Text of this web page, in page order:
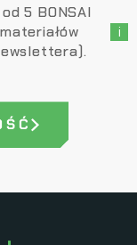
5 BONSAI
i